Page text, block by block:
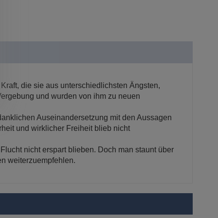
die sie aus unterschiedlichsten Ängsten,
und wurden von ihm zu neuen
Auseinandersetzung mit den Aussagen
und wirklicher Freiheit blieb nicht
nicht erspart blieben. Doch man staunt über
weiterzuempfehlen.